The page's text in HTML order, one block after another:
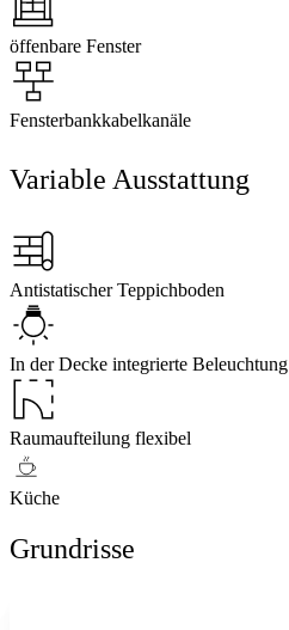
öffenbare Fenster
Fensterbankkabelkanäle
Variable Ausstattung
Antistatischer Teppichboden
In der Decke integrierte Beleuchtung
Raumaufteilung flexibel
Küche
Grundrisse